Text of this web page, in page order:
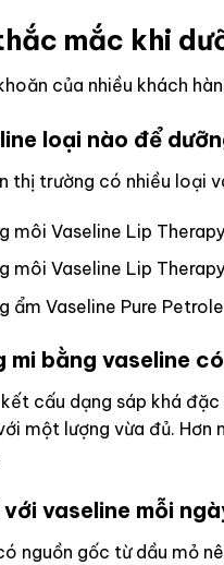
mắc khi
của nhiều khách
loại nào để
thị trường có nhiều loại
môi Vaseline Lip
môi Vaseline Lip
ẩm Vaseline Pure
mi bằng vaseline
cấu dạng sáp khá
một lượng vừa đủ. Hơn
với vaseline mỗi
nguồn gốc từ dầu mỏ